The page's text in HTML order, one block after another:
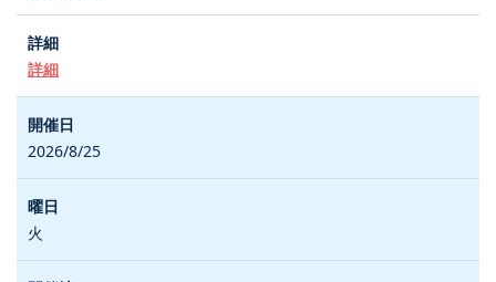
詳細
2026/8/25
火